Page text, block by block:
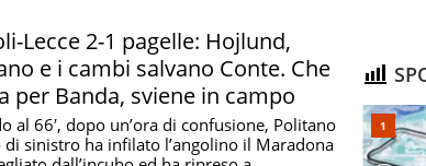
Lecce 2-1 pagelle: Hojlund,
e i cambi salvano Conte. Che
per Banda, sviene in campo
al 66′, dopo un’ora di confusione, Politano
di sinistro ha infilato l’angolino il Maradona